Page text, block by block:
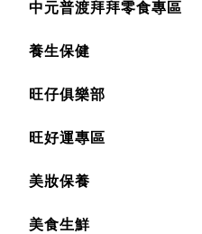
中元普渡拜拜零食專區
養生保健
旺仔俱樂部
旺好運專區
美妝保養
美食生鮮